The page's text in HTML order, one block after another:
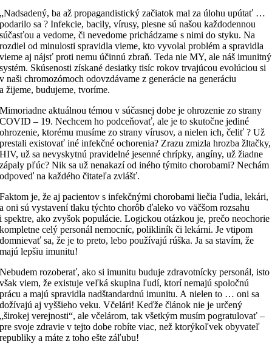
„Nadsadený, ba až propagandistický začiatok mal za úlohu upútať …
podarilo sa ? Infekcie, bacily, vírusy, plesne sú našou každodennou
súčasťou a vedome, či nevedome prichádzame s nimi do styku. Na
rozdiel od minulosti spravidla vieme, kto vyvolal problém a spravidla
vieme aj nájsť proti nemu účinnú zbraň. Teda nie MY, ale náš imunitný
systém. Skúsenosti získané desiatky tisíc rokov trvajúcou evolúciou si
v naši chromozómoch odovzdávame z generácie na generáciu
a žijeme, budujeme, tvoríme.
Mimoriadne aktuálnou témou v súčasnej dobe je ohrozenie zo strany
COVID – 19. Nechcem ho podceňovať, ale je to skutočne jediné
ohrozenie, ktorému musíme zo strany vírusov, a nielen ich, čeliť ? Už
prestali existovať iné infekčné ochorenia? Zrazu zmizla hrozba žltačky,
HIV, už sa nevyskytnú pravidelné jesenné chrípky, angíny, už žiadne
zápaly pľúc? Nik sa už nenakazí od iného týmito chorobami? Nechám
odpoveď na každého čitateľa zvlášť.
Faktom je, že aj pacientov s infekčnými chorobami liečia ľudia, lekári,
a oni sú vystavení tlaku týchto chorôb ďaleko vo väčšom rozsahu
i spektre, ako zvyšok populácie. Logickou otázkou je, prečo neochorie
kompletne celý personál nemocníc, polikliník či lekárni. Je vtipom
domnievať sa, že je to preto, lebo používajú rúška. Ja sa stavím, že
majú lepšiu imunitu!
Nebudem rozoberať, ako si imunitu buduje zdravotnícky personál, isto
však viem, že existuje veľká skupina ľudí, ktorí nemajú spoločnú
prácu a majú spravidla nadštandardnú imunitu. A nielen to … oni sa
dožívajú aj vyššieho veku. Včelári! Keďže článok nie je určený
„širokej verejnosti“, ale včelárom, tak všetkým musím pogratulovať –
pre svoje zdravie v tejto dobe robíte viac, než ktorýkoľvek obyvateľ
republiky a máte z toho ešte záľubu!